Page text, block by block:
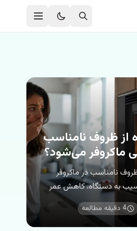
از ظروف نامناسب
ماکروفر می‌شود؟
ظروف نامناسب در ماکروفر
به دستگاه، کاهش عمر
خطر آتش‌سوزی شود.
تزئینات طلایی یا
4 دقیقه مطالعه